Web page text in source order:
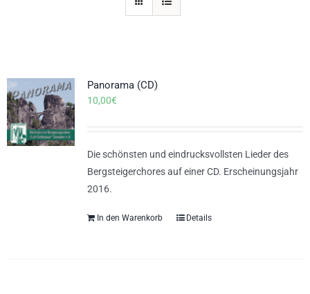
Panorama (CD)
10,00€
Die schönsten und eindrucksvollsten Lieder des
Bergsteigerchores auf einer CD. Erscheinungsjahr
2016.
In den Warenkorb Details